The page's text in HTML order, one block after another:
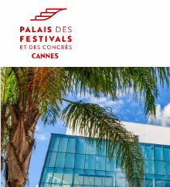
contenu
principal